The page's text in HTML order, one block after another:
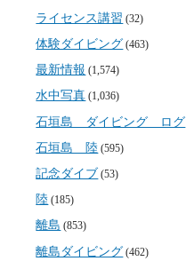
ライセンス講習 (32)
体験ダイビング (463)
最新情報 (1,574)
水中写真 (1,036)
石垣島 ダイビング ログ
石垣島 陸 (595)
記念ダイブ (53)
陸 (185)
離島 (853)
離島ダイビング (462)